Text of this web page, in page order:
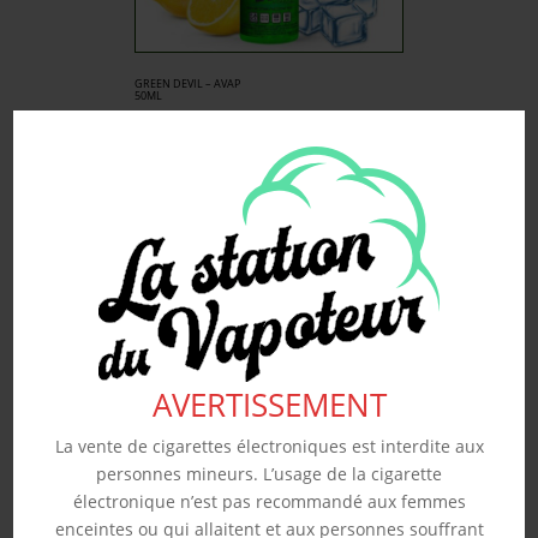
AVERTISSEMENT
La vente de cigarettes électroniques est interdite aux
personnes mineurs. L’usage de la cigarette
électronique n’est pas recommandé aux femmes
enceintes ou qui allaitent et aux personnes souffrant
GREEN DEVIL – AVAP
50ML
Souhaits
Voir produit